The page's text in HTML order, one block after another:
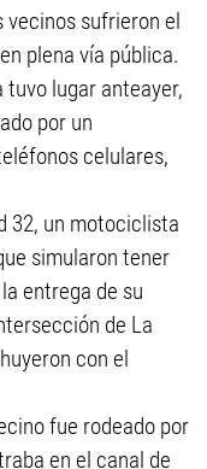
vecinos sufrieron el
plena vía pública.
lugar anteayer,
por un
celulares,
32, un motociclista
simularon tener
entrega de su
de La
con el
fue rodeado por
en el canal de